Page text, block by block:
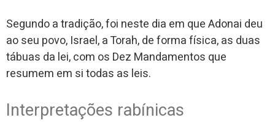
Segundo a tradição, foi neste dia em que Adonai deu
ao seu povo, Israel, a Torah, de forma física, as duas
tábuas da lei, com os Dez Mandamentos que
resumem em si todas as leis.
Interpretações rabínicas